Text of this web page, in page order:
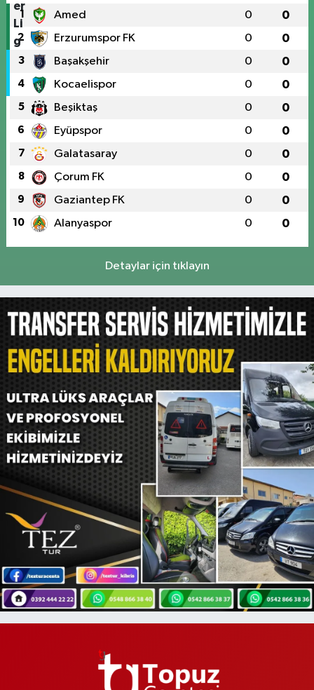
1 Amed 0 0
2 Erzurumspor FK 0 0
3 Başakşehir 0 0
4 Kocaelispor 0 0
5 Beşiktaş 0 0
6 Eyüpspor 0 0
7 Galatasaray 0 0
8 Çorum FK 0 0
9 Gaziantep FK 0 0
10 Alanyaspor 0 0
Detaylar için tıklayın